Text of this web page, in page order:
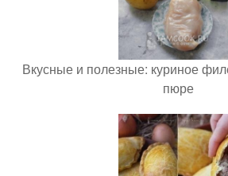
Вкусные и полезные: куриное
пюре